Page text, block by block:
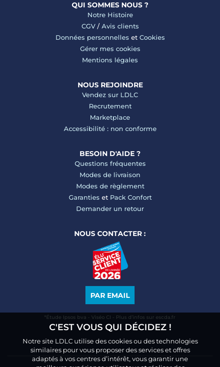
QUI SOMMES NOUS ?
Notre Histoire
CGV/ Avis clients
Données personnelles et Cookies
Gérer mes cookies
Mentions légales
NOUS REJOINDRE
Vendez sur LDLC
Recrutement
Marketplace
Accessibilité : non conforme
BESOIN D'AIDE ?
Questions fréquentes
Modes de livraison
Modes de règlement
Garanties et Pack Confort
Demander un retour
NOUS CONTACTER :
PAR EMAIL
*Étude Ipsos bva - Viséo CI - Plus d’infos sur escda.fr
C'EST VOUS QUI DÉCIDEZ !
Notre site LDLC utilise des cookies ou des technologies
similaires pour vous proposer des services et offres
adaptés à vos centres d’intérêt, vous garantir une